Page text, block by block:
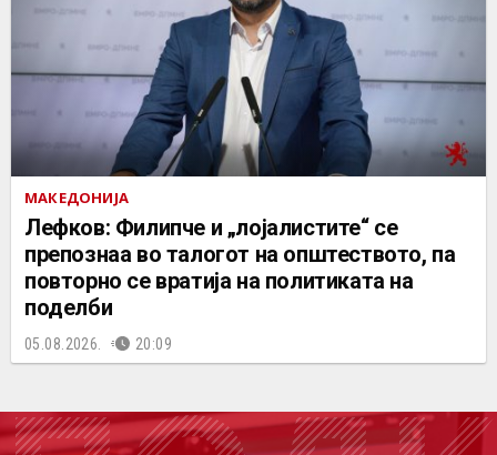
МАКЕДОНИЈА
Лефков: Филипче и „лојалистите“ се
препознаа во талогот на општеството, па
повторно се вратија на политиката на
поделби
05.08.2026. 20:09